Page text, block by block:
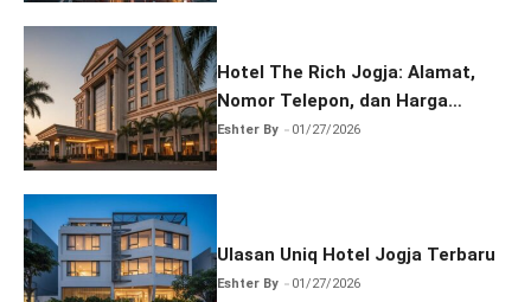
Hotel The Rich Jogja: Alamat,
Nomor Telepon, dan Harga
Terbaru
Eshter By 01/27/2026
Ulasan Uniq Hotel Jogja Terbaru
Eshter By 01/27/2026